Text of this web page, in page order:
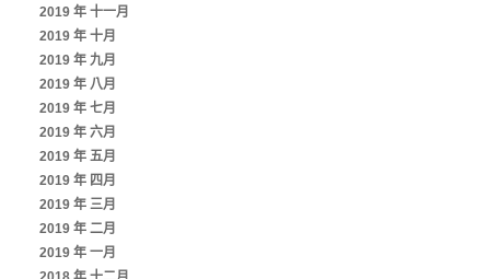
2019 年 十一月
2019 年 十月
2019 年 九月
2019 年 八月
2019 年 七月
2019 年 六月
2019 年 五月
2019 年 四月
2019 年 三月
2019 年 二月
2019 年 一月